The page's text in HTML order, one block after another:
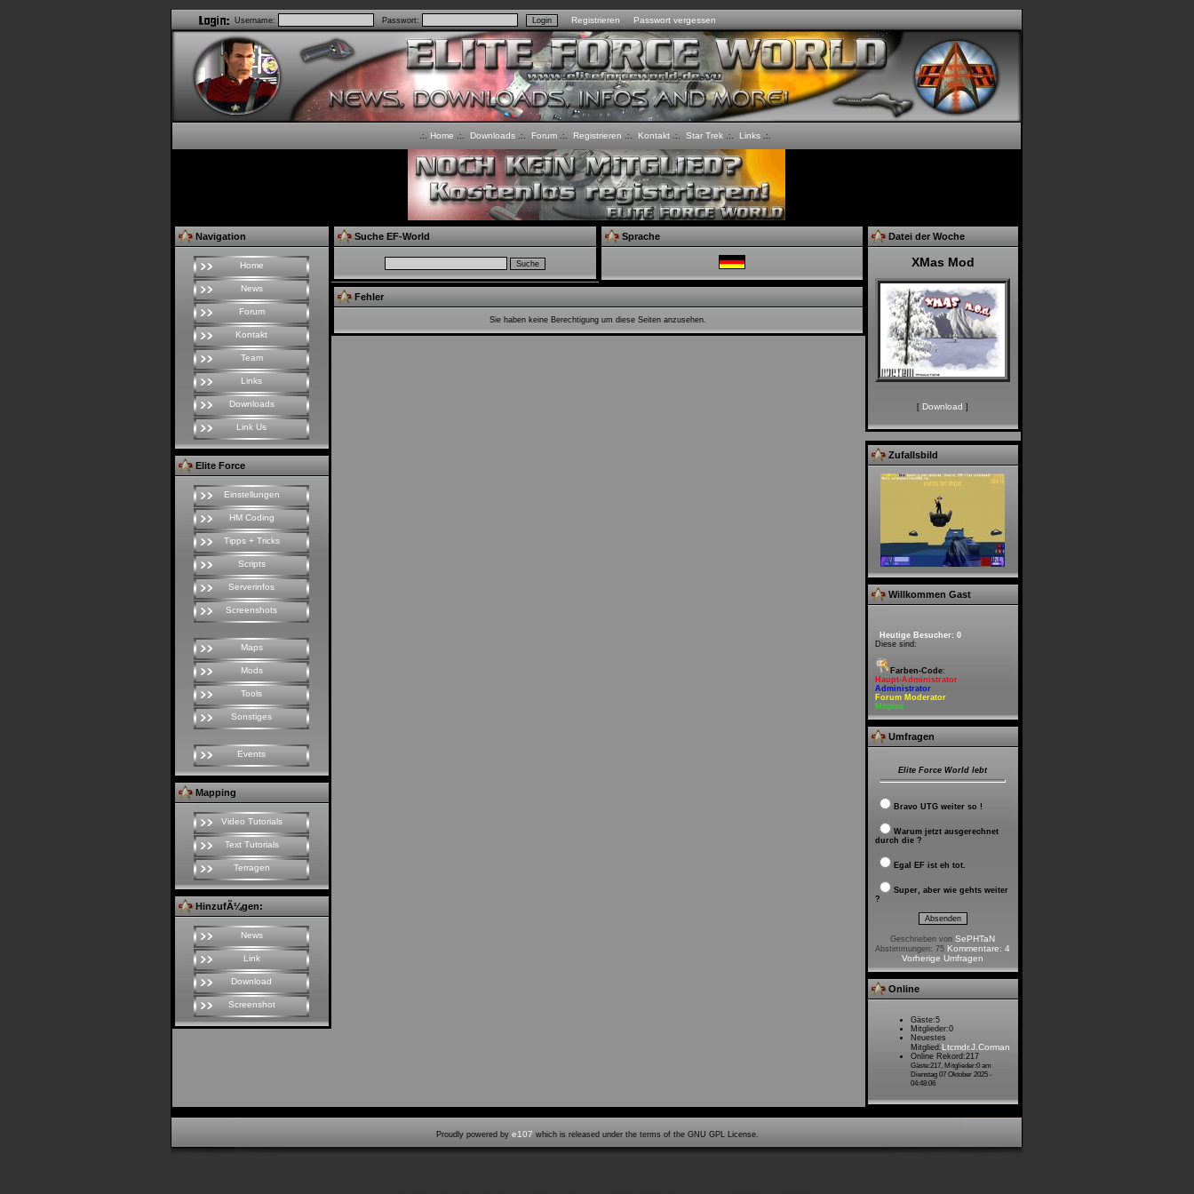
Username: Passwort: Registrieren Passwort vergessen
.:. Home .:. Downloads .:. Forum .:. Registrieren .:. Kontakt .:. Star Trek .:. Links .:.
Navigation
Home
News
Forum
Kontakt
Team
Links
Downloads
Link Us
Elite Force
Einstellungen
HM Coding
Tipps + Tricks
Scripts
Serverinfos
Screenshots
Maps
Mods
Tools
Sonstiges
Events
Mapping
Video Tutorials
Text Tutorials
Terragen
HinzufÃ¼gen:
News
Link
Download
Screenshot
Suche EF-World Sprache
Fehler
Sie haben keine Berechtigung um diese Seiten anzusehen.
Datei der Woche
XMas Mod
[ Download ]
Zufallsbild
Willkommen Gast
Heutige Besucher: 0
Diese sind:
Farben-Code:
Haupt-Administrator
Administrator
Forum Moderator
Mitglied
Umfragen
Elite Force World lebt
Bravo UTG weiter so !
Warum jetzt ausgerechnet
durch die ?
Egal EF ist eh tot.
Super, aber wie gehts weiter
?
Geschrieben von SePHTaN
Abstimmungen: 75 Kommentare: 4
Vorherige Umfragen
Online
Gäste:5
Mitglieder:0
Neuestes
Mitglied: Ltcmdr.J.Corman
Online Rekord:217
Gäste:217, Mitglieder:0 am
Dienstag 07 Oktober 2025 -
04:48:06
Proudly powered by e107 which is released under the terms of the GNU GPL License.